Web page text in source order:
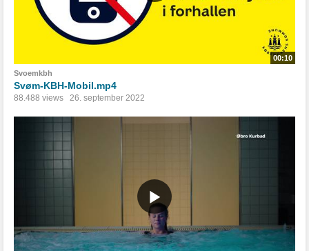
00:10
Svoemkbh
Svøm-KBH-Mobil.mp4
88.488 views 26. september 2022